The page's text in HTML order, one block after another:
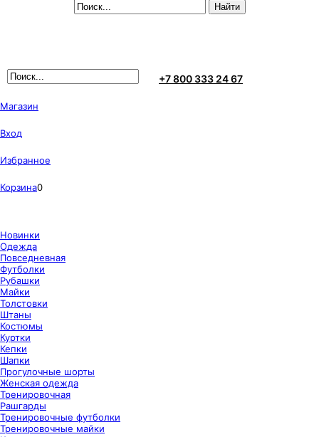
+7 800 333 24 67
Магазин
Вход
Избранное
Корзина0
Новинки
Одежда
Повседневная
Футболки
Рубашки
Майки
Толстовки
Штаны
Костюмы
Куртки
Кепки
Шапки
Прогулочные шорты
Женская одежда
Тренировочная
Рашгарды
Тренировочные футболки
Тренировочные майки